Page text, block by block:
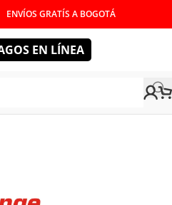
ENVÍOS GRATÍS A BOGOTÁ
EN LÍNEA
CORTA TUBOS CORTATUBO